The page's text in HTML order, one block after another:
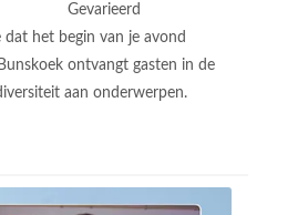
Gevarieerd
dat het begin van je avond
ontvangt gasten in de
aan onderwerpen.